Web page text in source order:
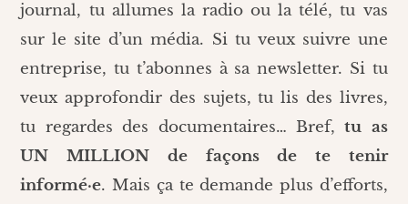
journal, tu allumes la radio ou la télé, tu vas
sur le site d’un média. Si tu veux suivre une
entreprise, tu t’abonnes à sa newsletter. Si tu
veux approfondir des sujets, tu lis des livres,
tu regardes des documentaires… Bref,tu as
UN MILLION de façons de te tenir
informé·e. Mais ça te demande plus d’efforts,